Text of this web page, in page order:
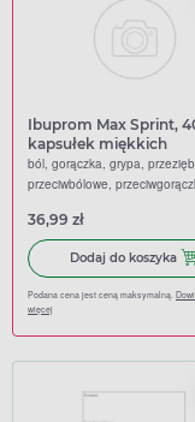
Ibuprom Max Sprint,
kapsułek miękkich
ból, gorączka, grypa,
przeciwbólowe,
36,99 zł
Dodaj do koszyka
Podana cena jest ceną maksymalną.
więcej